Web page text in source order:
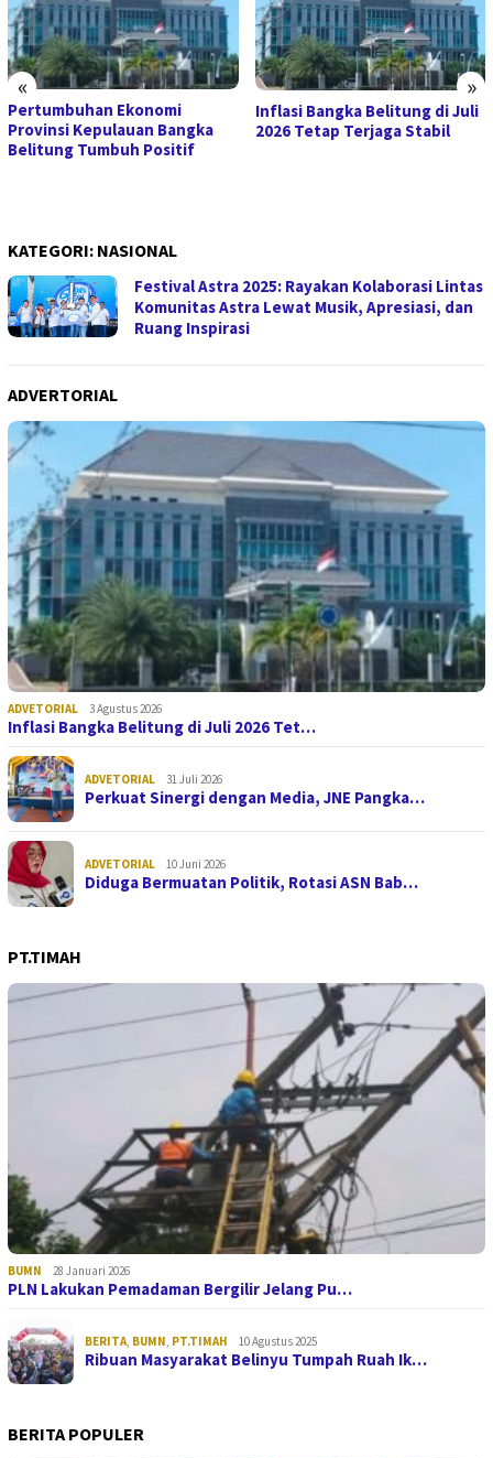
« »
Pertumbuhan Ekonomi
Provinsi Kepulauan Bangka
Belitung Tumbuh Positif
Inflasi Bangka Belitung di Juli
2026 Tetap Terjaga Stabil
KATEGORI: NASIONAL
Festival Astra 2025: Rayakan Kolaborasi Lintas
Komunitas Astra Lewat Musik, Apresiasi, dan
Ruang Inspirasi
ADVERTORIAL
ADVETORIAL 3 Agustus 2026
Inflasi Bangka Belitung di Juli 2026 Tet…
ADVETORIAL 31 Juli 2026
Perkuat Sinergi dengan Media, JNE Pangka…
ADVETORIAL 10 Juni 2026
Diduga Bermuatan Politik, Rotasi ASN Bab…
PT.TIMAH
BUMN 28 Januari 2026
PLN Lakukan Pemadaman Bergilir Jelang Pu…
BERITA BUMN PT.TIMAH 10 Agustus 2025
Ribuan Masyarakat Belinyu Tumpah Ruah Ik…
BERITA POPULER